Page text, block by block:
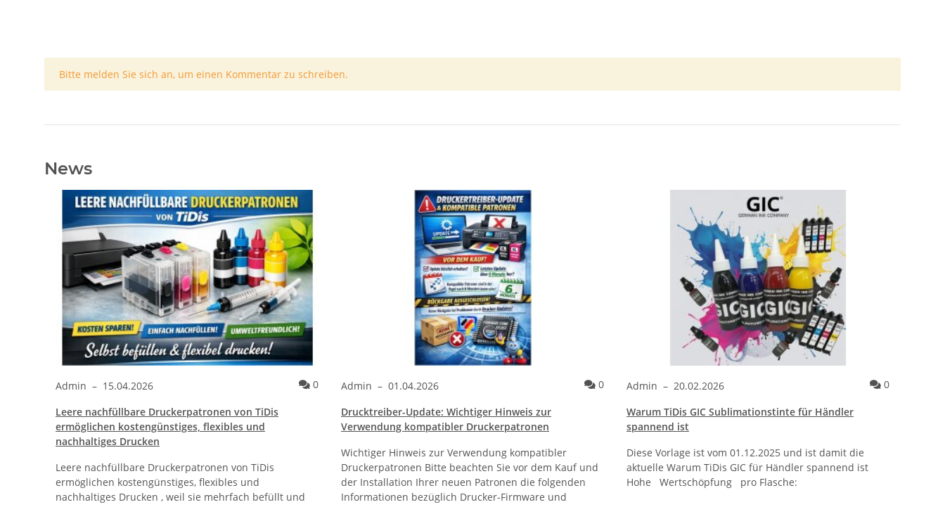
x
Bitte melden Sie sich an, um einen Kommentar zu schreiben.
News
Kommentare
Admin – 15.04.2026 Kommentare
0
Leere nachfüllbare Druckerpatronen von TiDis
ermöglichen kostengünstiges, flexibles und
nachhaltiges Drucken
Leere nachfüllbare Druckerpatronen von TiDis
ermöglichen kostengünstiges, flexibles und
nachhaltiges Drucken , weil sie mehrfach befüllt und
Admin – 01.04.2026 Kommentare
0
Drucktreiber-Update: Wichtiger Hinweis zur
Verwendung kompatibler Druckerpatronen
Wichtiger Hinweis zur Verwendung kompatibler
Druckerpatronen Bitte beachten Sie vor dem Kauf und
der Installation Ihrer neuen Patronen die folgenden
Informationen bezüglich Drucker-Firmware und
Admin – 20.02.2026 Kommentare
0
Warum TiDis GIC Sublimationstinte für Händler
spannend ist
Diese Vorlage ist vom 01.12.2025 und ist damit die
aktuelle Warum TiDis GIC für Händler spannend ist
Hohe Wertschöpfung pro Flasche: